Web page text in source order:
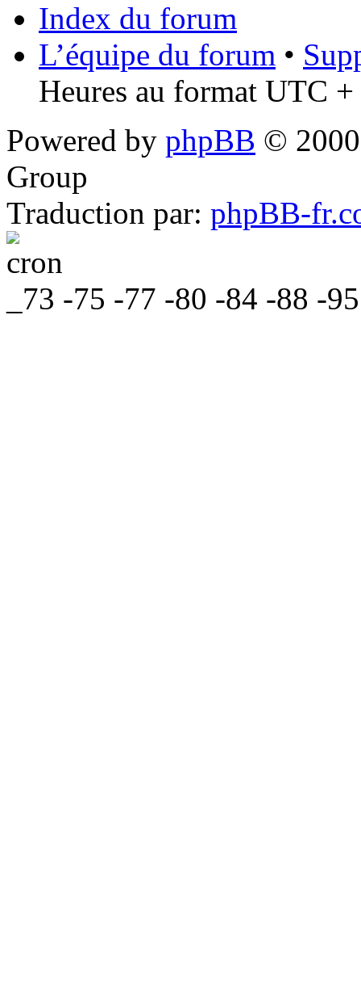
Index du forum
L’équipe du forum •
Heures au format UTC +
Powered by phpBB ©
Group
Traduction par: phpBB-
_73 -75 -77 -80 -84 -88 -